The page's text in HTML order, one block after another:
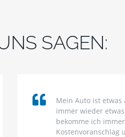
SAGEN:
Mein Auto ist
immer wieder
bekomme ich
Kostenvoranschlag